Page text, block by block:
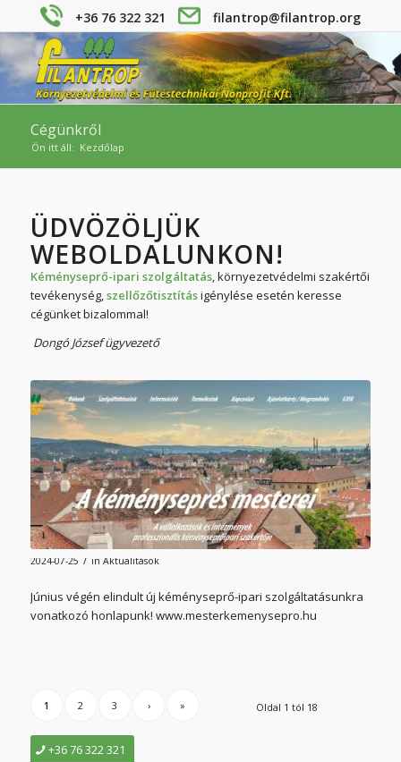
+36 76 322 321 filantrop@filantrop.org
Cégünkről
Ön itt áll: Kezdőlap
ÜDVÖZÖLJÜK
WEBOLDALUNKON!
Kéményseprő-ipari szolgáltatás, környezetvédelmi szakértői
tevékenység,szellőzőtisztításigénylése esetén keresse
cégünket bizalommal!
Dongó József ügyvezető
2024-07-25 / in Aktualitások
Június végén elindult új kéményseprő-ipari szolgáltatásunkra
vonatkozó honlapunk! www.mesterkemenysepro.hu
Oldal 1 tól 18
1 2 3 › »
+36 76 322 321